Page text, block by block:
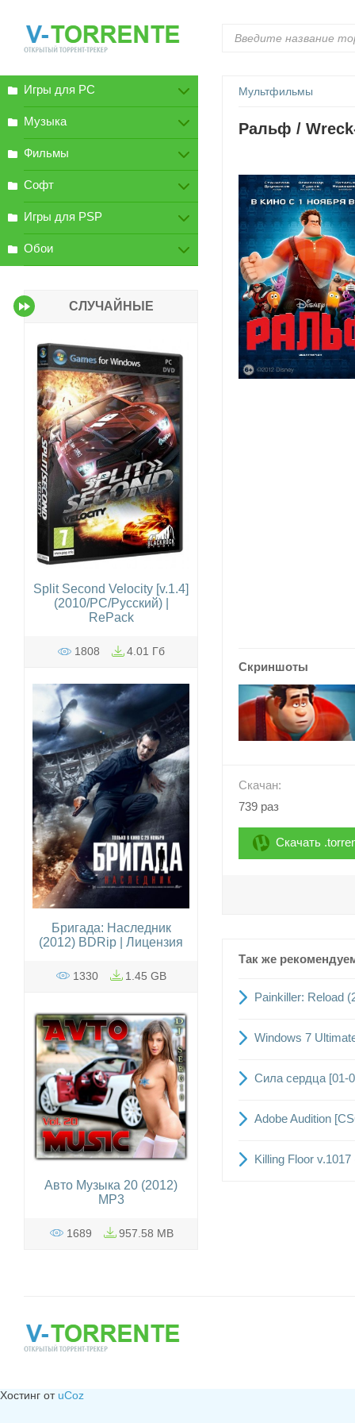
Мультфильмы
Ральф /
Скриншоты
Скачан:
739 раз
Скачать
Так же
Painkiller: Reload
Windows 7
Сила сердца [01-
Adobe Audition
Killing Floor v.1017
Игры для PC
Музыка
Фильмы
Софт
Игры для PSP
Обои
СЛУЧАЙНЫЕ
Split Second Velocity [v.1.4]
(2010/PC/Русский) |
RePack
1808 4.01 Гб
Бригада: Наследник
(2012) BDRip | Лицензия
1330 1.45 GB
Авто Музыка 20 (2012)
MP3
1689 957.58 MB
Хостинг от uCoz